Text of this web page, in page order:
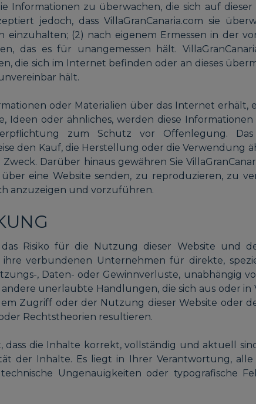
Informationen zu überwachen, die sich auf
jedoch, dass VillaGranCanaria.com sie
(2) nach eigenem Ermessen in der
das es für unangemessen hält.
die sich im Internet befinden oder an dieses
hält.
oder Materialien über das Internet
Ideen oder ähnliches, werden diese
zum Schutz vor Offenlegung.
den Kauf, die Herstellung oder die
Darüber hinaus gewähren Sie
eine Website senden, zu reproduzieren, zu
anzuzeigen und vorzuführen.
Risiko für die Nutzung dieser Website und
ihre verbundenen Unternehmen für direkte,
, Daten- oder Gewinnverluste, unabhängig
andere unerlaubte Handlungen, die sich aus oder
Zugriff oder der Nutzung dieser Website oder
Rechtstheorien resultieren.
dass die Inhalte korrekt, vollständig und aktuell
der Inhalte. Es liegt in Ihrer Verantwortung,
Ungenauigkeiten oder typografische